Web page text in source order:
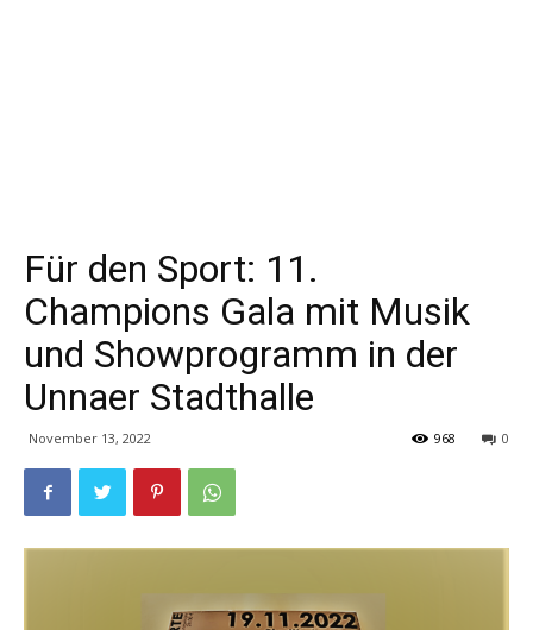
Für den Sport: 11.
Champions Gala mit Musik
und Showprogramm in der
Unnaer Stadthalle
November 13, 2022 0
968